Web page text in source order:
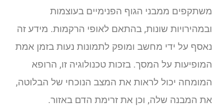
משתקפים ממבני הגוף הפנימיים בעוצמות
ובמהירויות שונות, בהתאם לאופי הרקמות. מידע זה
נאסף על ידי מחשב ומופק לתמונות נעות בזמן אמת
המופיעות על המסך. בזכות טכנולוגיה זו, הרופא
המומחה יכול לראות את המצב הנוכחי של הבלוטה,
את המבנה שלה, וכן את זרימת הדם באזור.